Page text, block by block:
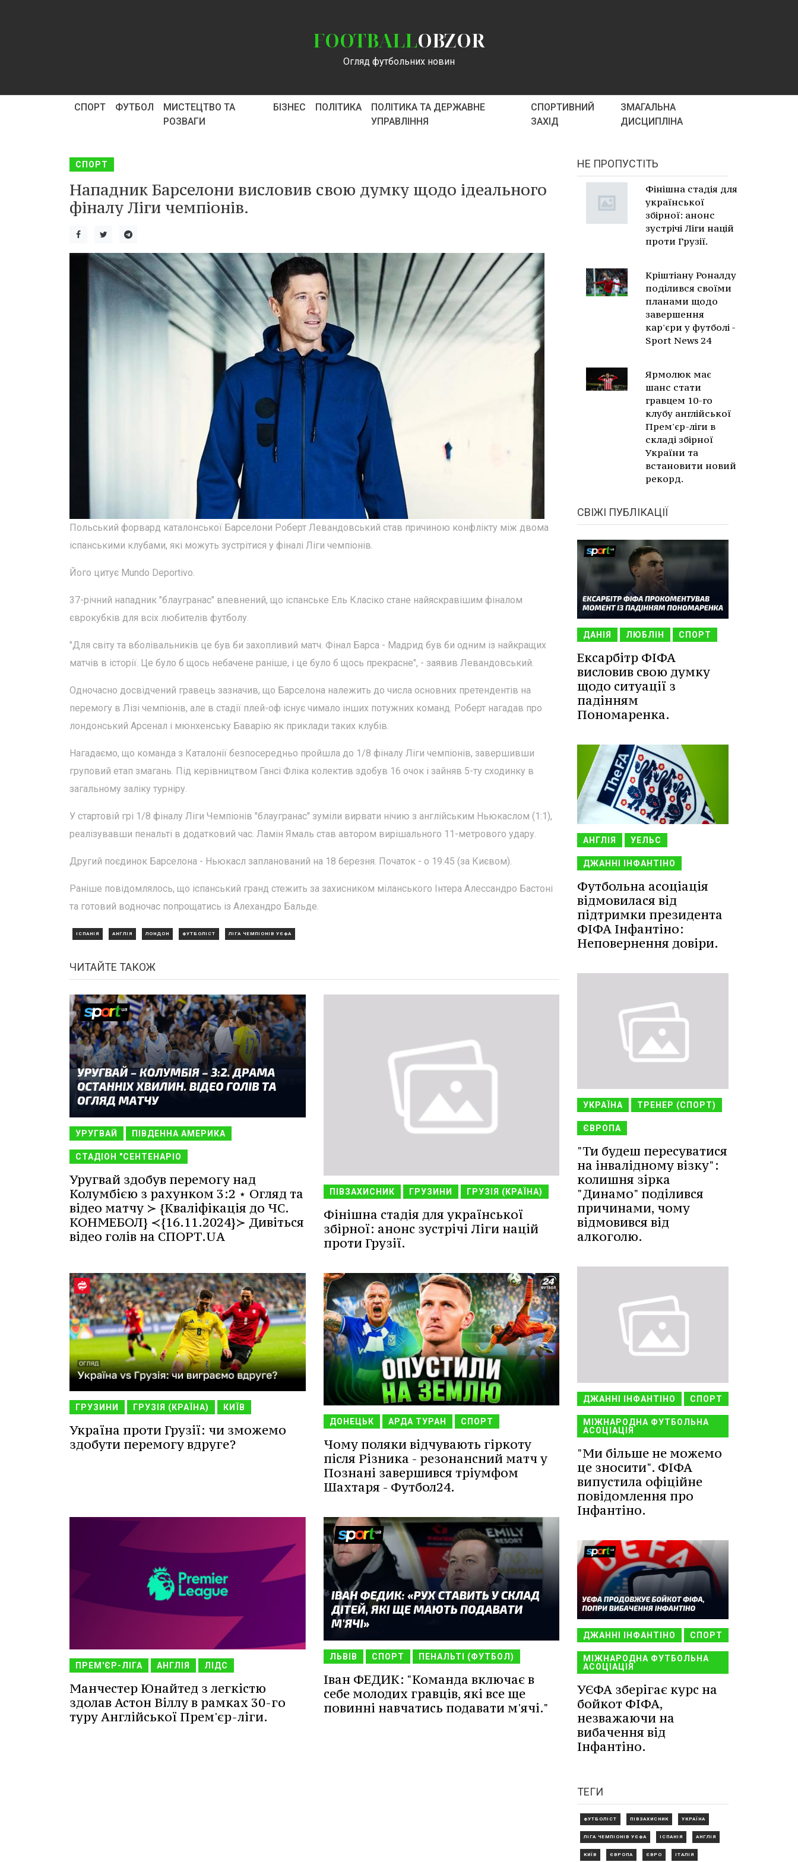
FOOTBALLOBZOR
Огляд футбольних новин
СПОРТ ФУТБОЛ
МИСТЕЦТВО ТА
РОЗВАГИ
БІЗНЕС ПОЛІТИКА
ПОЛІТИКА ТА ДЕРЖАВНЕ
УПРАВЛІННЯ
СПОРТИВНИЙ
ЗАХІД
ЗМАГАЛЬНА
ДИСЦИПЛІНА
СПОРТ
Нападник Барселони висловив свою думку щодо ідеального
фіналу Ліги чемпіонів.
Польський форвард каталонської Барселони Роберт Левандовський став причиною конфлікту між двома
іспанськими клубами, які можуть зустрітися у фіналі Ліги чемпіонів.
Його цитує Mundo Deportivo.
37-річний нападник "блаугранас" впевнений, що іспанське Ель Класіко стане найяскравішим фіналом
єврокубків для всіх любителів футболу.
"Для світу та вболівальників це був би захопливий матч. Фінал Барса - Мадрид був би одним із найкращих
матчів в історії. Це було б щось небачене раніше, і це було б щось прекрасне", - заявив Левандовський.
Одночасно досвідчений гравець зазначив, що Барселона належить до числа основних претендентів на
перемогу в Лізі чемпіонів, але в стадії плей-оф існує чимало інших потужних команд. Роберт нагадав про
лондонський Арсенал і мюнхенську Баварію як приклади таких клубів.
Нагадаємо, що команда з Каталонії безпосередньо пройшла до 1/8 фіналу Ліги чемпіонів, завершивши
груповий етап змагань. Під керівництвом Гансі Фліка колектив здобув 16 очок і зайняв 5-ту сходинку в
загальному заліку турніру.
У стартовій грі 1/8 фіналу Ліги Чемпіонів "блаугранас" зуміли вирвати нічию з англійським Ньюкаслом (1:1),
реалізувавши пенальті в додатковий час. Ламін Ямаль став автором вирішального 11-метрового удару.
Другий поєдинок Барселона - Ньюкасл запланований на 18 березня. Початок - о 19:45 (за Києвом).
Раніше повідомлялось, що іспанський гранд стежить за захисником міланського Інтера Алессандро Бастоні
та готовий водночас попрощатись із Алехандро Бальде.
ІСПАНІЯ АНГЛІЯ ЛОНДОН ФУТБОЛІСТ ЛІГА ЧЕМПІОНІВ УЄФА
ЧИТАЙТЕ ТАКОЖ
УРУГВАЙ ПІВДЕННА АМЕРИКА
СТАДІОН "СЕНТЕНАРІО
Уругвай здобув перемогу над
Колумбією з рахунком 3:2 ⋆ Огляд та
відео матчу ≻ {Кваліфікація до ЧС.
КОНМЕБОЛ} ≺{16.11.2024}≻ Дивіться
відео голів на СПОРТ.UA
ПІВЗАХИСНИК ГРУЗИНИ ГРУЗІЯ (КРАЇНА)
Фінішна стадія для української
збірної: анонс зустрічі Ліги націй
проти Грузії.
ГРУЗИНИ ГРУЗІЯ (КРАЇНА) КИЇВ
Україна проти Грузії: чи зможемо
здобути перемогу вдруге?
ДОНЕЦЬК АРДА ТУРАН СПОРТ
Чому поляки відчувають гіркоту
після Різника - резонансний матч у
Познані завершився тріумфом
Шахтаря - Футбол24.
ПРЕМ'ЄР-ЛІГА АНГЛІЯ ЛІДС
Манчестер Юнайтед з легкістю
здолав Астон Віллу в рамках 30-го
туру Англійської Прем'єр-ліги.
ЛЬВІВ СПОРТ ПЕНАЛЬТІ (ФУТБОЛ)
Іван ФЕДИК: "Команда включає в
себе молодих гравців, які все ще
повинні навчатись подавати м'ячі."
НЕ ПРОПУСТІТЬ
Фінішна стадія для
української
збірної: анонс
зустрічі Ліги націй
проти Грузії.
Кріштіану Роналду
поділився своїми
планами щодо
завершення
кар'єри у футболі -
Sport News 24
Ярмолюк має
шанс стати
гравцем 10-го
клубу англійської
Прем'єр-ліги в
складі збірної
України та
встановити новий
рекорд.
СВІЖІ ПУБЛІКАЦІЇ
ДАНІЯ ЛЮБЛІН СПОРТ
Ексарбітр ФІФА
висловив свою думку
щодо ситуації з
падінням
Пономаренка.
АНГЛІЯ УЕЛЬС
ДЖАННІ ІНФАНТІНО
Футбольна асоціація
відмовилася від
підтримки президента
ФІФА Інфантіно:
Неповернення довіри.
УКРАЇНА ТРЕНЕР (СПОРТ)
ЄВРОПА
"Ти будеш пересуватися
на інвалідному візку":
колишня зірка
"Динамо" поділився
причинами, чому
відмовився від
алкоголю.
ДЖАННІ ІНФАНТІНО СПОРТ
МІЖНАРОДНА ФУТБОЛЬНА
АСОЦІАЦІЯ
"Ми більше не можемо
це зносити". ФІФА
випустила офіційне
повідомлення про
Інфантіно.
ДЖАННІ ІНФАНТІНО СПОРТ
МІЖНАРОДНА ФУТБОЛЬНА
АСОЦІАЦІЯ
УЄФА зберігає курс на
бойкот ФІФА,
незважаючи на
вибачення від
Інфантіно.
ТЕГИ
ФУТБОЛІСТ ПІВЗАХИСНИК УКРАЇНА
ЛІГА ЧЕМПІОНІВ УЄФА ІСПАНІЯ АНГЛІЯ
КИЇВ ЄВРОПА ЄВРО ІТАЛІЯ